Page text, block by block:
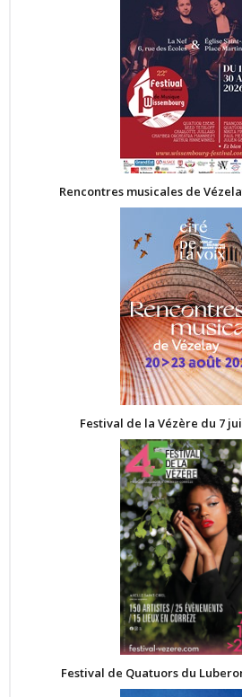
Rencontres musicales de
Festival de la Vézère du 7
Festival de Quatuors du